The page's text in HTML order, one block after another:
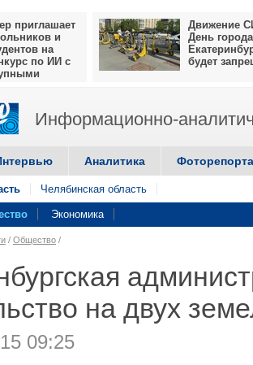
приглашает
и
на
по ИИ с
Движение
День города
будет
Информационно-
Аналитика
Челябинская область
Экономика
/ Общество /
на двух
09:25